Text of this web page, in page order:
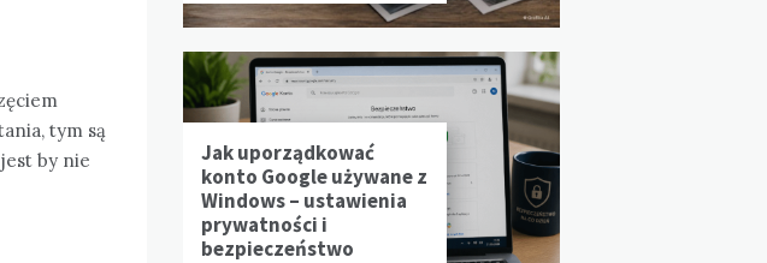
tym są
by nie
Jak uporządkować
konto Google używane z
Windows – ustawienia
prywatności i
bezpieczeństwo